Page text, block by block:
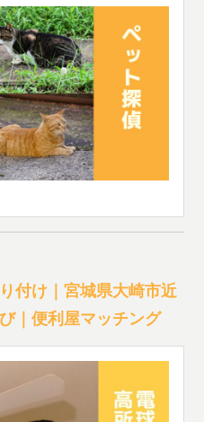
付け｜宮城県大崎市近
｜便利屋マッチング